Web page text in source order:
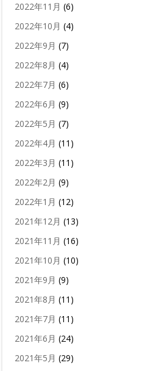
2022年11月 (6)
2022年10月 (4)
2022年9月 (7)
2022年8月 (4)
2022年7月 (6)
2022年6月 (9)
2022年5月 (7)
2022年4月 (11)
2022年3月 (11)
2022年2月 (9)
2022年1月 (12)
2021年12月 (13)
2021年11月 (16)
2021年10月 (10)
2021年9月 (9)
2021年8月 (11)
2021年7月 (11)
2021年6月 (24)
2021年5月 (29)